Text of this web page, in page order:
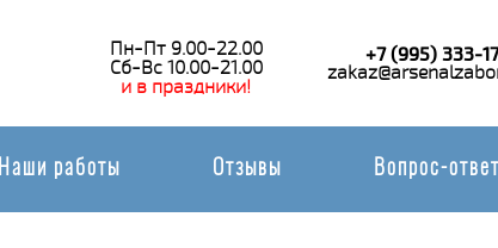
Пн-Пт 9.00-22.00
Сб-Вс 10.00-21.00
и в праздники!
+7 (995) 333-
Наши работы Отзывы Вопрос-ответ